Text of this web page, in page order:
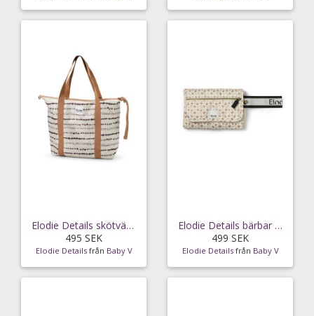
Elodie Details skötväska softshell, tidemark drops
495 SEK
Elodie Details från Baby V
Elodie Details bärbar skötdyna, autumn rose
499 SEK
Elodie Details från Baby V